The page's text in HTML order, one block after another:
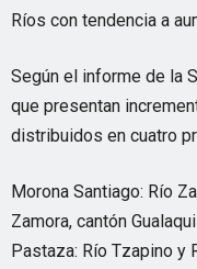
Ríos con tendencia a
Según el informe de la
que presentan
distribuidos en cuatro
Morona Santiago: Río
Zamora, cantón
Pastaza: Río Tzapino y